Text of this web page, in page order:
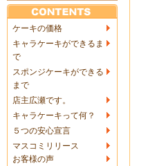
ケーキの価格
キャラケーキができるま
で
スポンジケーキができる
まで
店主広瀬です。
キャラケーキって何？
５つの安心宣言
マスコミリリース
お客様の声